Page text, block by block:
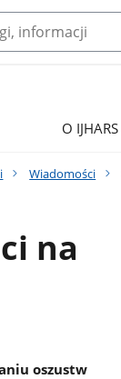
O IJHARS
Wiadomości
na
oszustw